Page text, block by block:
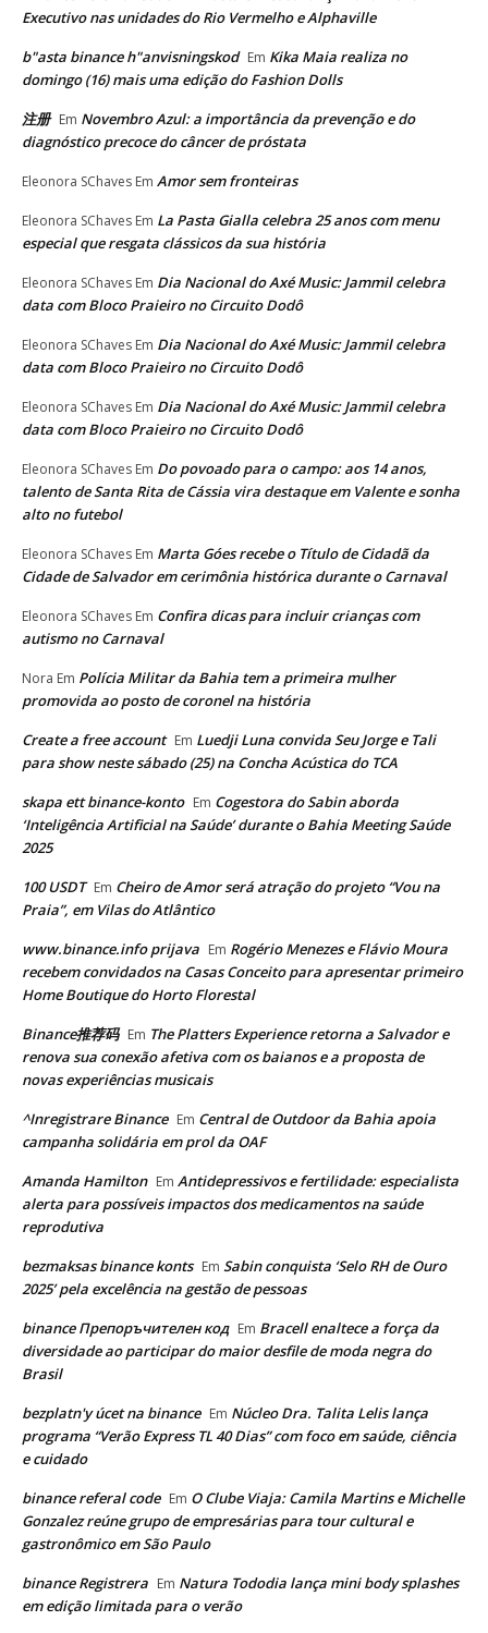
Executivo nas unidades do Rio Vermelho e Alphaville
b"asta binance h"anvisningskod Em Kika Maia realiza no
domingo (16) mais uma edição do Fashion Dolls
注册 Em Novembro Azul: a importância da prevenção e do
diagnóstico precoce do câncer de próstata
Eleonora SChaves Em Amor sem fronteiras
Eleonora SChaves Em La Pasta Gialla celebra 25 anos com menu
especial que resgata clássicos da sua história
Eleonora SChaves Em Dia Nacional do Axé Music: Jammil celebra
data com Bloco Praieiro no Circuito Dodô
Eleonora SChaves Em Dia Nacional do Axé Music: Jammil celebra
data com Bloco Praieiro no Circuito Dodô
Eleonora SChaves Em Dia Nacional do Axé Music: Jammil celebra
data com Bloco Praieiro no Circuito Dodô
Eleonora SChaves Em Do povoado para o campo: aos 14 anos,
talento de Santa Rita de Cássia vira destaque em Valente e sonha
alto no futebol
Eleonora SChaves Em Marta Góes recebe o Título de Cidadã da
Cidade de Salvador em cerimônia histórica durante o Carnaval
Eleonora SChaves Em Confira dicas para incluir crianças com
autismo no Carnaval
Nora Em Polícia Militar da Bahia tem a primeira mulher
promovida ao posto de coronel na história
Create a free account Em Luedji Luna convida Seu Jorge e Tali
para show neste sábado (25) na Concha Acústica do TCA
skapa ett binance-konto Em Cogestora do Sabin aborda
‘Inteligência Artificial na Saúde’ durante o Bahia Meeting Saúde
2025
100 USDT Em Cheiro de Amor será atração do projeto “Vou na
Praia”, em Vilas do Atlântico
www.binance.info prijava Em Rogério Menezes e Flávio Moura
recebem convidados na Casas Conceito para apresentar primeiro
Home Boutique do Horto Florestal
Binance推荐码 Em The Platters Experience retorna a Salvador e
renova sua conexão afetiva com os baianos e a proposta de
novas experiências musicais
^Inregistrare Binance Em Central de Outdoor da Bahia apoia
campanha solidária em prol da OAF
Amanda Hamilton Em Antidepressivos e fertilidade: especialista
alerta para possíveis impactos dos medicamentos na saúde
reprodutiva
bezmaksas binance konts Em Sabin conquista ‘Selo RH de Ouro
2025’ pela excelência na gestão de pessoas
binance Препоръчителен код Em Bracell enaltece a força da
diversidade ao participar do maior desfile de moda negra do
Brasil
bezplatn'y úcet na binance Em Núcleo Dra. Talita Lelis lança
programa “Verão Express TL 40 Dias” com foco em saúde, ciência
e cuidado
binance referal code Em O Clube Viaja: Camila Martins e Michelle
Gonzalez reúne grupo de empresárias para tour cultural e
gastronômico em São Paulo
binance Registrera Em Natura Tododia lança mini body splashes
em edição limitada para o verão